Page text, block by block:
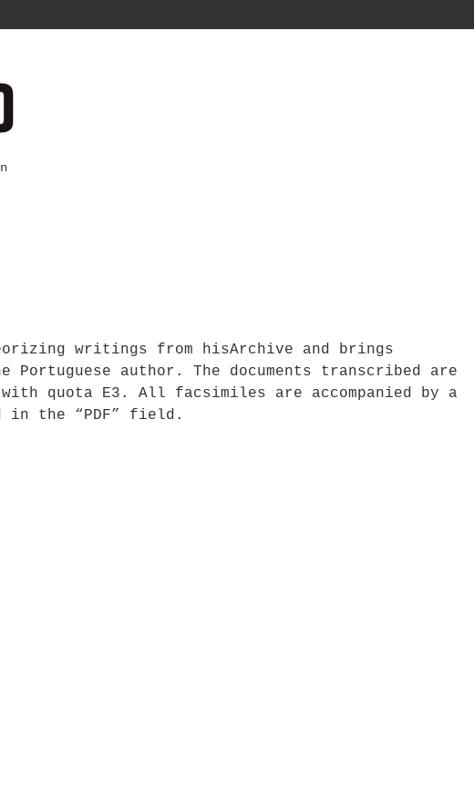
writings from hisArchive and brings
author. The documents transcribed are
quota E3. All facsimiles are accompanied by a
the “PDF” field.